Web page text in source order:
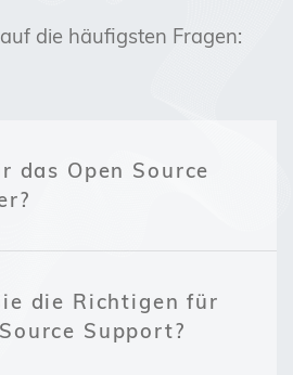
die häufigsten Fragen:
das Open Source
die Richtigen für
Support?